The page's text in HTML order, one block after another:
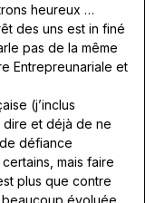
heureux …
des uns est in finé
pas de la même
Entrepreunariale et
(j’inclus
dire et déjà de ne
défiance
mais faire
plus que contre